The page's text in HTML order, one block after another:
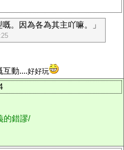
。因為各為其主吖嘛。」
互動....好好玩
的錯謬/